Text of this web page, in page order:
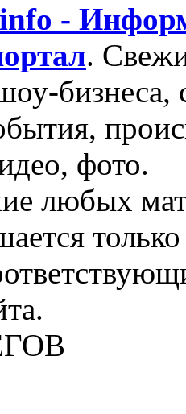
-
.
бизнеса,
фото.
любых